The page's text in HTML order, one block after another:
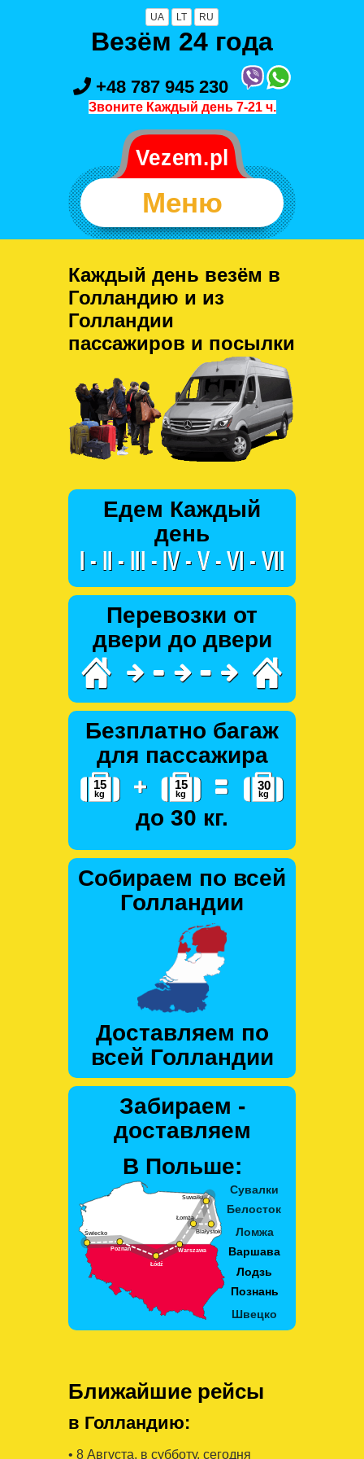
UA LT RU
Везём 24 года
+48 787 945 230
Звоните Каждый день 7-21 ч.
Меню
Каждый день везём в
Голландию и из
Голландии
пассажиров и посылки
Едем Каждый
день
Перевозки от
двери до двери
Безплатно багаж
для пассажира
до 30 кг.
Собираем по всей
Голландии
Доставляем по
всей Голландии
Забираем -
доставляем
В Польше:
Ближайшие рейсы
в Голландию:
• 8 Августa, в субботу, сегодня